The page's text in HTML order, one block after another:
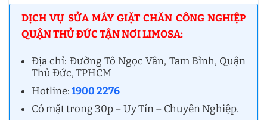
DỊCH VỤ SỬA MÁY GIẶT CHĂN CÔNG NGHIỆP
QUẬN THỦ ĐỨC TẬN NƠI LIMOSA:
Địa chỉ: Đường Tô Ngọc Vân, Tam Bình, Quận
Thủ Đức, TPHCM
Hotline:1900 2276
Có mặt trong 30p – Uy Tín – Chuyên Nghiệp.